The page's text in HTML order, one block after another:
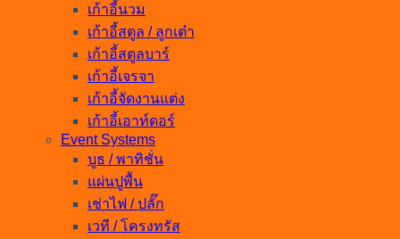
เก้าอี้นวม
เก้าอี้สตูล / ลูกเต๋า
เก้าอี้สตูลบาร์
เก้าอี้เจรจา
เก้าอี้จัดงานแต่ง
เก้าอี้เอาท์ดอร์
Event Systems
บูธ / พาทิชั่น
แผ่นปูพื้น
เช่าไฟ / ปลั๊ก
เวที / โครงทรัส